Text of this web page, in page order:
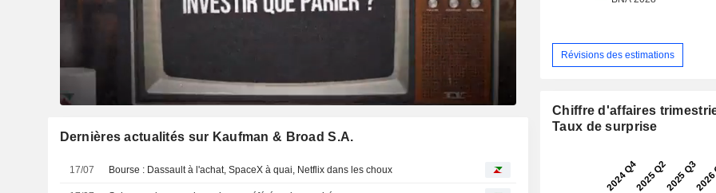
Dernières actualités sur Kaufman & Broad S.A.
17/07 Bourse : Dassault à l'achat, SpaceX à quai, Netflix dans les choux
Révisions des estimations
Chiffre d'affaires
Taux de surprise